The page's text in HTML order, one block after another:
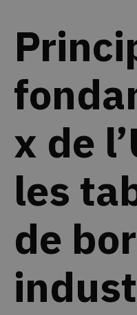
x de
les
de